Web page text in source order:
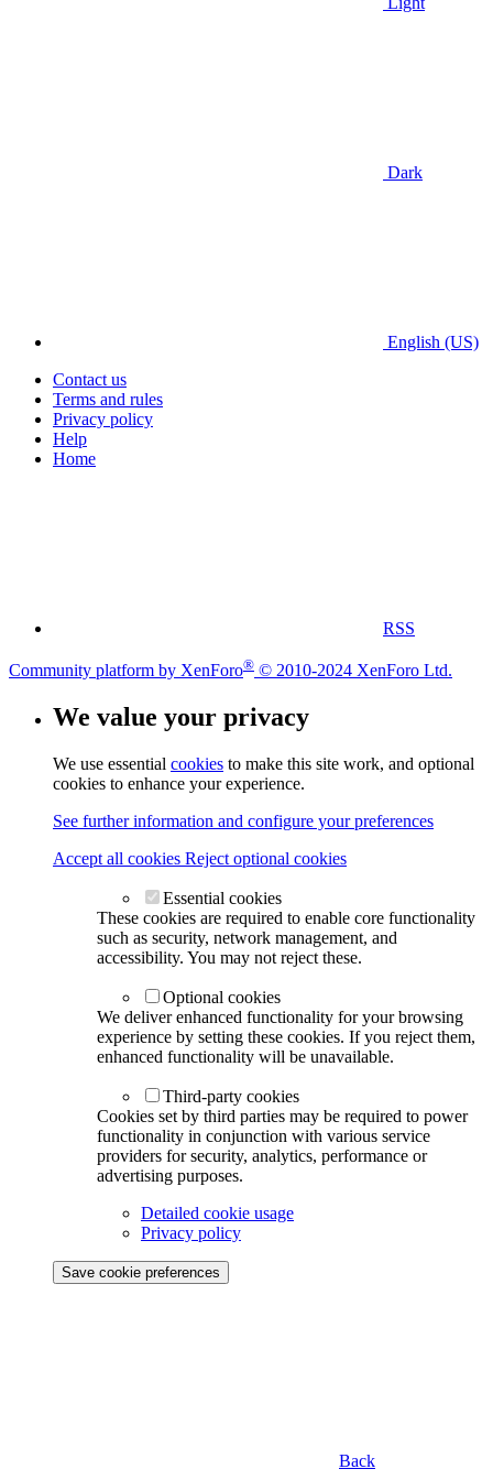
Dark
English (US)
Contact us
Terms and rules
Privacy policy
Help
Home
RSS
Community platform by XenForo® © 2010-2024 XenForo Ltd.
We value your privacy
We use essential cookies to make this site work, and optional
cookies to enhance your experience.
See further information and configure your preferences
Accept all cookies Reject optional cookies
Essential cookies
These cookies are required to enable core functionality
such as security, network management, and
accessibility. You may not reject these.
Optional cookies
We deliver enhanced functionality for your browsing
experience by setting these cookies. If you reject them,
enhanced functionality will be unavailable.
Third-party cookies
Cookies set by third parties may be required to power
functionality in conjunction with various service
providers for security, analytics, performance or
advertising purposes.
Detailed cookie usage
Privacy policy
Save cookie preferences
Back